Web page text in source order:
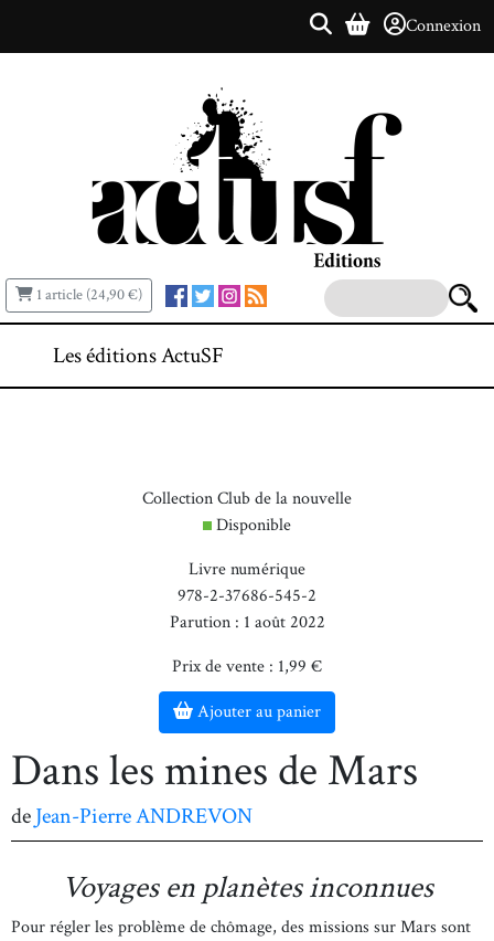
Connexion
1 article (24,90 €)
Les éditions ActuSF
Collection Club de la nouvelle
Disponible
Livre numérique
978-2-37686-545-2
Parution : 1 août 2022
Prix de vente : 1,99 €
Ajouter au panier
Dans les mines de Mars
deJean-Pierre ANDREVON
Voyages en planètes inconnues
Pour régler les problème de chômage, des missions sur Mars sont